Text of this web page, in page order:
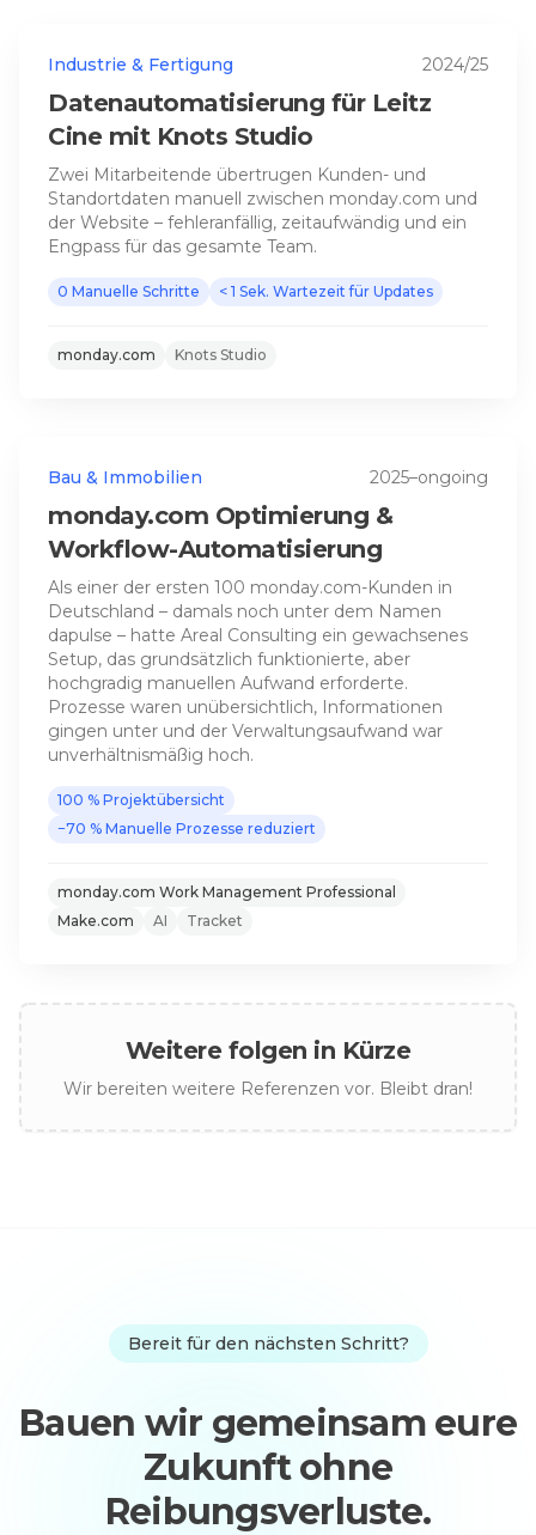
Industrie & Fertigung 2024/25
Datenautomatisierung für Leitz
Cine mit Knots Studio
Zwei Mitarbeitende übertrugen Kunden- und
Standortdaten manuell zwischen monday.com und
der Website – fehleranfällig, zeitaufwändig und ein
Engpass für das gesamte Team.
0 Manuelle Schritte < 1 Sek. Wartezeit für Updates
monday.com Knots Studio
Bau & Immobilien 2025–ongoing
monday.com Optimierung &
Workflow-Automatisierung
Als einer der ersten 100 monday.com-Kunden in
Deutschland – damals noch unter dem Namen
dapulse – hatte Areal Consulting ein gewachsenes
Setup, das grundsätzlich funktionierte, aber
hochgradig manuellen Aufwand erforderte.
Prozesse waren unübersichtlich, Informationen
gingen unter und der Verwaltungsaufwand war
unverhältnismäßig hoch.
100 % Projektübersicht
−70 % Manuelle Prozesse reduziert
monday.com Work Management Professional
Make.com
AI Tracket
Weitere folgen in Kürze
Wir bereiten weitere Referenzen vor. Bleibt dran!
Bereit für den nächsten Schritt?
Bauen wir gemeinsam eure
Zukunft ohne
Reibungsverluste.